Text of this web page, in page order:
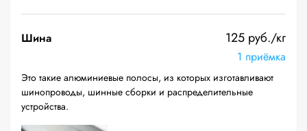
Шина 125 руб./кг
1 приёмка
Это такие алюминиевые полосы, из которых изготавливают
шинопроводы, шинные сборки и распределительные
устройства.